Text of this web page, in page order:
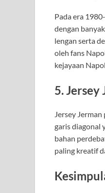
Pada era
dengan
lengan serta
oleh fans
kejayaan
5.
Jersey
garis diagonal
bahan
paling kreatif